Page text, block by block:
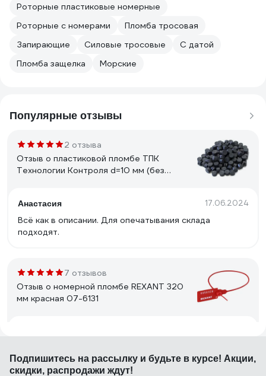
Роторные пластиковые номерные
Роторные с номерами
Пломба тросовая
Запирающие
Силовые тросовые
С датой
Пломба защелка
Морские
Популярные отзывы
2 отзыва
Отзыв о пластиковой пломбе ТПК
Технологии Контроля d=10 мм (без
Анастасия 17.06.2024
Всё как в описании. Для опечатывания склада
подходят.
7 отзывов
Отзыв о номерной пломбе REXANT 320
мм красная 07-6131
Подпишитесь на рассылку и будьте в курсе! Акции,
скидки, распродажи ждут!